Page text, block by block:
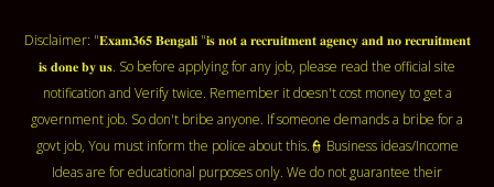
Disclaimer: "𝐄𝐱𝐚𝐦𝟑𝟔𝟓 𝐁𝐞𝐧𝐠𝐚𝐥𝐢 "𝐢𝐬 𝐧𝐨𝐭 𝐚 𝐫𝐞𝐜𝐫𝐮𝐢𝐭𝐦𝐞𝐧𝐭 𝐚𝐠𝐞𝐧𝐜𝐲 𝐚𝐧𝐝 𝐧𝐨 𝐫𝐞𝐜𝐫𝐮𝐢𝐭𝐦𝐞𝐧𝐭
𝐢𝐬 𝐝𝐨𝐧𝐞 𝐛𝐲 𝐮𝐬. So before applying for any job, please read the official site
notification and Verify twice. Remember it doesn't cost money to get a
government job. So don't bribe anyone. If someone demands a bribe for a
govt job, You must inform the police about this.👮 Business ideas/Income
Ideas are for educational purposes only. We do not guarantee their